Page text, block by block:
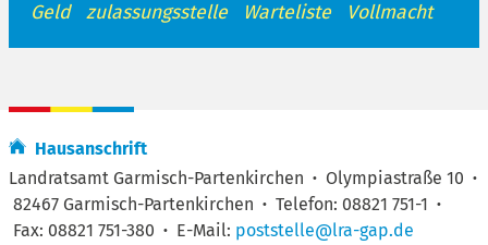
Geld
zulassungsstelle Warteliste Vollmacht
Hausanschrift
Landratsamt Garmisch-Partenkirchen · Olympiastraße 10 ·
82467 Garmisch-Partenkirchen · Telefon: 08821 751-1 ·
Fax: 08821 751-380 · E-Mail: poststelle@lra-gap.de